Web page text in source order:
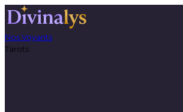
Nos Voyants
Tarots